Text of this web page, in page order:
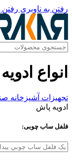
رفتن به ناوبری رفتن
انواع
تجهیزات آشپزخانه
ادویه پاش
فلفل ساب چوبی: